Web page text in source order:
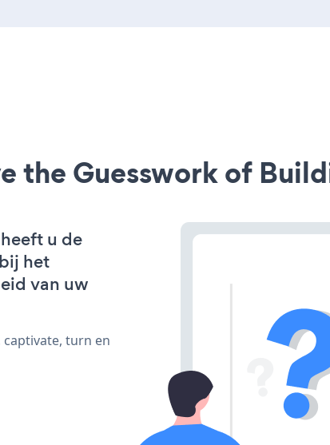
the Guesswork of
u de
het
van uw
turn en